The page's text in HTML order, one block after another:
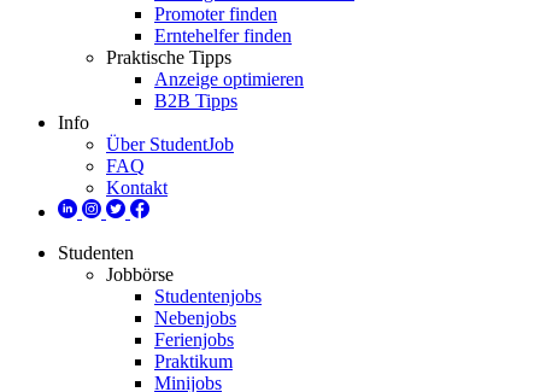
Promoter finden
Erntehelfer finden
Praktische Tipps
Anzeige optimieren
B2B Tipps
Info
Über StudentJob
FAQ
Kontakt
Studenten
Jobbörse
Studentenjobs
Nebenjobs
Ferienjobs
Praktikum
Minijobs